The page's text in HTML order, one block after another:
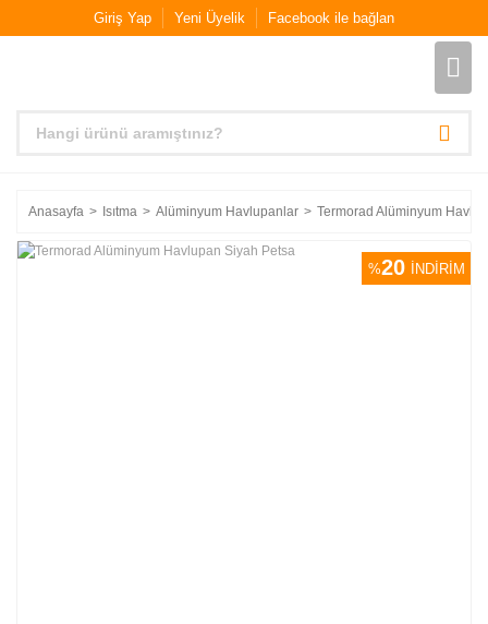
Giriş Yap Yeni Üyelik Facebook ile bağlan
Anasayfa Isıtma Alüminyum Havlupanlar Termorad Alüminyum
%20 İNDİRİM